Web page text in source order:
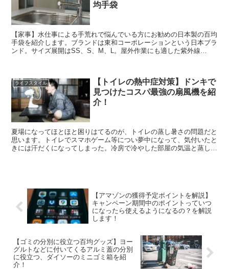
均手袋
【家事】水仕事による手荒れで悩んでいる方にお勧めの日本製の百均
手袋を紹介します。ブランドは東和コーポレーションという日本ブラ
ンド。サイズ展開はSS、S、M、L。屋外作業にも適した紫外線
ライフスタイル
【トイレの熱中症対策】ドンキで
見つけたコスパ最強の扇風機を紹
介！
夏場になってほとほと困りはてるのが、トイレの蒸し暑さの問題だと
思います。トイレでスマホゲーム等につい夢中になって、気付いたと
きには汗だくになってしまった。冷房で冷やした部屋の気温と蒸し暑
【アマゾンの獲得予定ポイントを解説】
キャンペーン期間中のポイントっていつ
になったら使えるようになるの？を解説
します！
【ゴミの分別に役立つ百均グッズ】ヨー
グルトなどに付いてくるアルミ蓋の分別
に役立つ、ダイソーのミニゴミ箱を紹
介！